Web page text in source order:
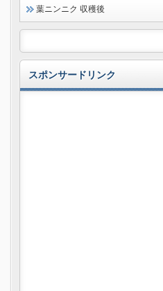
葉ニンニク 収穫後
スポンサードリンク